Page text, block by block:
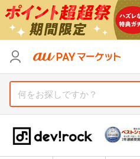
支払い方法
その他の条件